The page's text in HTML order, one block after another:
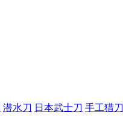
潜水刀 日本武士刀 手工猎刀